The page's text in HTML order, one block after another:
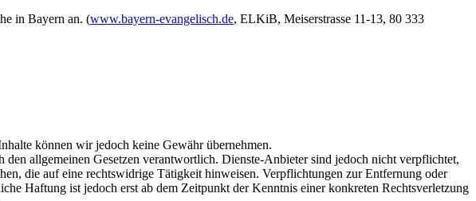
in Bayern an. (www.bayern-evangelisch.de, ELKiB, Meiserstrasse 11-13, 80 333
können wir jedoch keine Gewähr übernehmen.
allgemeinen Gesetzen verantwortlich. Dienste-Anbieter sind jedoch nicht verpflichtet,
die auf eine rechtswidrige Tätigkeit hinweisen. Verpflichtungen zur Entfernung oder
Haftung ist jedoch erst ab dem Zeitpunkt der Kenntnis einer konkreten Rechtsverletzung